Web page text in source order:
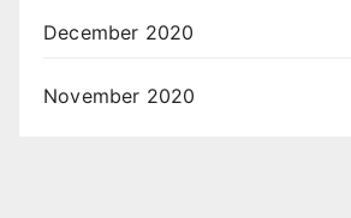
December 2020
November 2020